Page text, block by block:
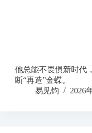
他总能不畏惧新时代
断“再造”金蝶。
易见钧
2026